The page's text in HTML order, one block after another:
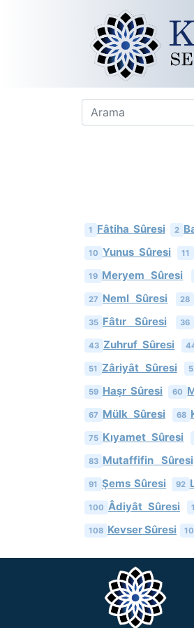
1 Fâtiha Sûresi 2
10 Yunus Sûresi 11
19 Meryem Sûresi
27 Neml Sûresi 28
35 Fâtır Sûresi 36
43 Zuhruf Sûresi
51 Zâriyât Sûresi
59 Haşr Sûresi 60
67 Mülk Sûresi 68
75 Kıyamet Sûresi
83 Mutaffifin Sûresi
91 Şems Sûresi 92
100 Âdiyât Sûresi
108 Kevser Sûresi